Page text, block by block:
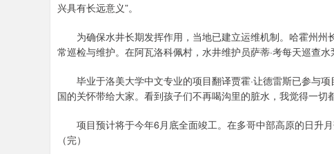
兴具有长远意义”。
为确保水井长期发挥作用，当地已建立运维机制。哈霍州州
常巡检与维护。在阿瓦洛科佩村，水井维护员萨蒂·考每天巡查
毕业于洛美大学中文专业的项目翻译贾霍·让德雷斯已参与项
国的关怀带给大家。看到孩子们不再喝沟里的脏水，我觉得一
项目预计将于今年6月底全面竣工。在多哥中部高原的日升月
（完）